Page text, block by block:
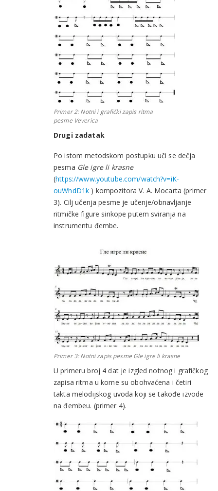
Primer 2: Notni i grafički zapis ritma
pesme Veverica
Drugi zadatak
Po istom metodskom postupku uči se dečja
pesma Gle igre li krasne
(https://www.youtube.com/watch?v=iK-
ouWhdD1k ) kompozitora V. A. Mocarta (primer
3). Cilj učenja pesme je učenje/obnavljanje
ritmičke figure sinkope putem sviranja na
instrumentu đembe.
Primer 3: Notni zapis pesme Gle igre li krasne
U primeru broj 4 dat je izgled notnog i grafičkog
zapisa ritma u kome su obohvaćena i četiri
takta melodijskog uvoda koji se takođe izvode
na đembeu. (primer 4).